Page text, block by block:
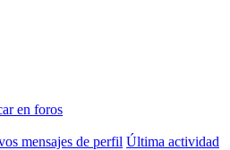
en foros
mensajes de perfil Última actividad